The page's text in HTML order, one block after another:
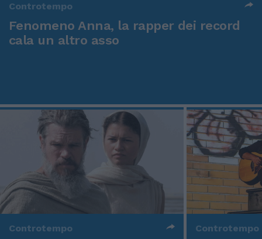
Controtempo
Fenomeno Anna, la rapper dei record
cala un altro asso
Controtempo Controtempo